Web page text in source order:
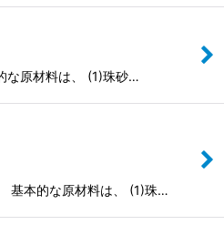
な原材料は、 (1)珠砂…
基本的な原材料は、 (1)珠…